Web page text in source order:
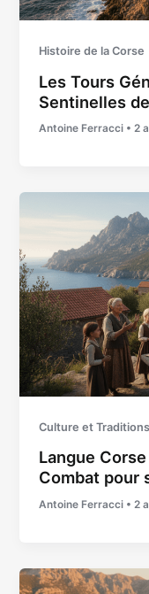
Histoire de la Corse
Les Tours
Sentinelles
Antoine Ferracci •2
Culture et
Langue
Combat pour
Antoine Ferracci •2